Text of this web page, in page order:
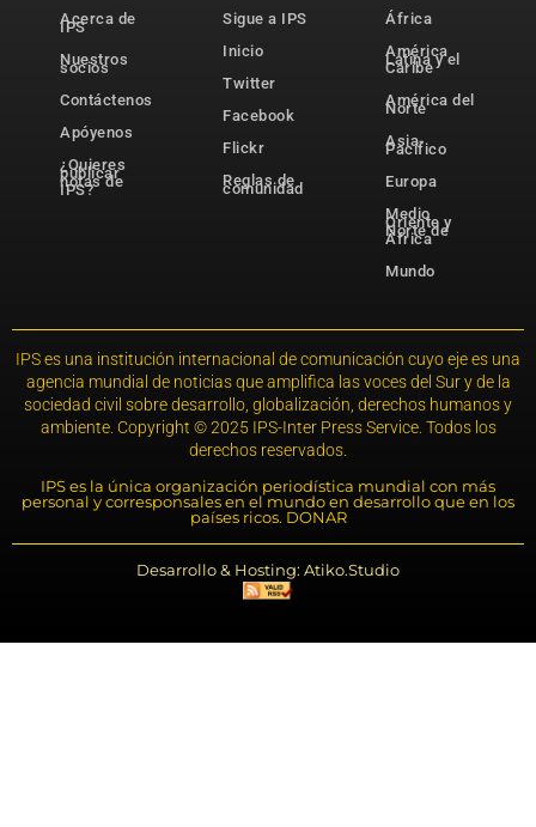
Acerca de
IPS
Nuestros
socios
Contáctenos
Apóyenos
¿Quieres
publicar
notas de
IPS?
Sigue a IPS
Inicio
Twitter
Facebook
Flickr
Reglas de
comunidad
África
América
Latina y el
Caribe
América del
Norte
Asia-
Pacífico
Europa
Medio
Oriente y
Norte de
África
Mundo
IPS es una institución internacional de comunicación cuyo eje es una
agencia mundial de noticias que amplifica las voces del Sur y de la
sociedad civil sobre desarrollo, globalización, derechos humanos y
ambiente. Copyright © 2025 IPS-Inter Press Service. Todos los
derechos reservados.
IPS es la única organización periodística mundial con más
personal y corresponsales en el mundo en desarrollo que en los
países ricos. DONAR
Desarrollo & Hosting: Atiko.Studio